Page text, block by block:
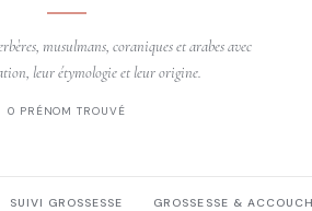
musulmans, coraniques et arabes avec
leur étymologie et leur origine.
0 PRÉNOM TROUVÉ
SUIVI GROSSESSE GROSSESSE &